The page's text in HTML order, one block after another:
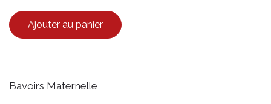
Ajouter au panier
Bavoirs Maternelle